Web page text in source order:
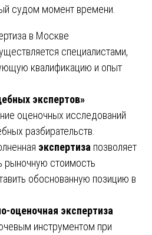
судом момент времени.
в Москве
специалистами,
квалификацию и опыт
экспертов»
оценочных исследований
разбирательств.
экспертиза позволяет
рыночную стоимость
обоснованную позицию в
оценочная экспертиза
инструментом при